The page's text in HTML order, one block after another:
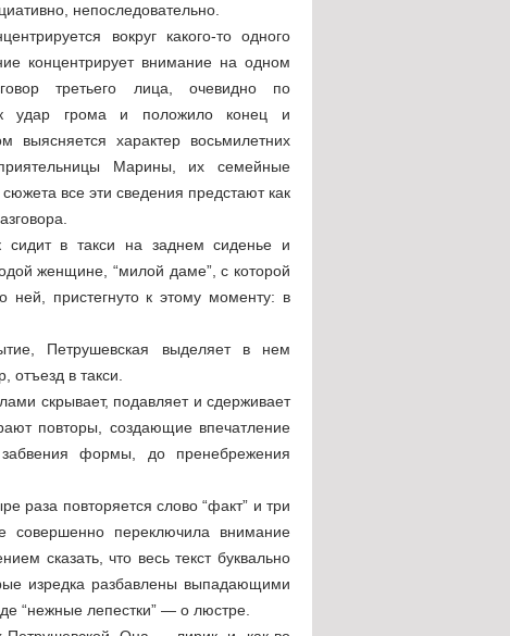
непоследовательно.
вокруг какого-то одного
концентрирует внимание на одном
третьего лица, очевидно по
удар грома и положило конец и
характер восьмилетних
Марины, их семейные
все эти сведения предстают как
сидит в такси на заднем сиденье и
женщине, “милой даме”, с которой
ней, пристегнуто к этому моменту: в
Петрушевская выделяет в нем
отъезд в такси.
скрывает, подавляет и сдерживает
повторы, создающие впечатление
забвения формы, до пренебрежения
раза повторяется слово “факт” и три
совершенно переключила внимание
сказать, что весь текст буквально
изредка разбавлены выпадающими
“нежные лепестки” — о люстре.